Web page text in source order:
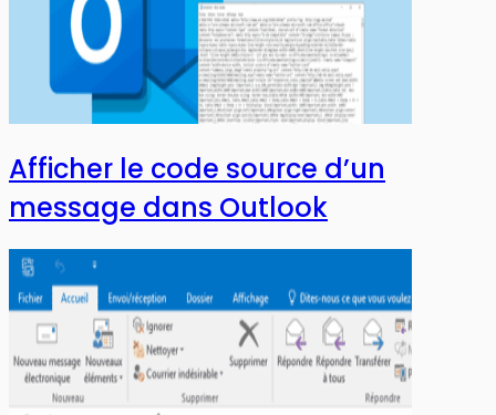
Afficher le code source d’un
message dans Outlook